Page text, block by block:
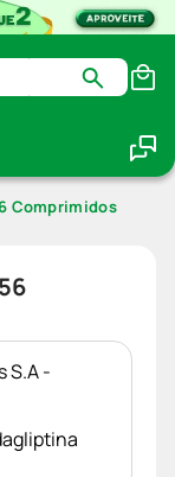
Comprimidos
S.A -